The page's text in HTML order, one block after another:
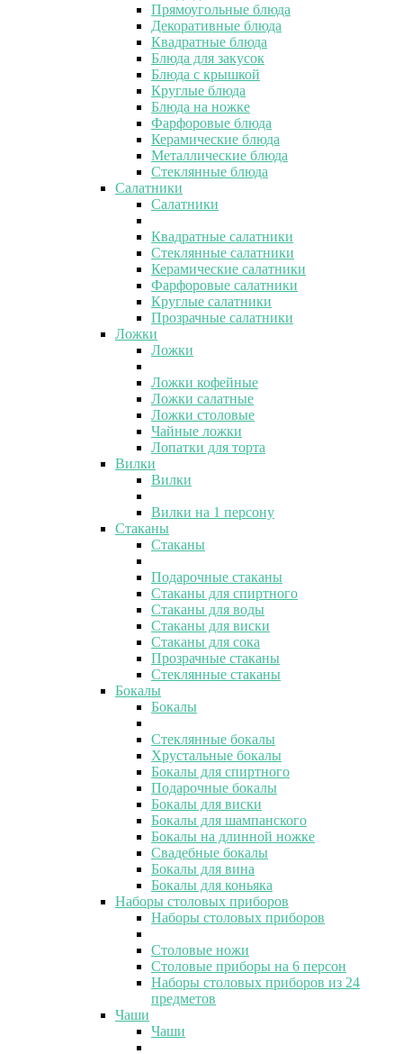
Прямоугольные блюда
Декоративные блюда
Квадратные блюда
Блюда для закусок
Блюда с крышкой
Круглые блюда
Блюда на ножке
Фарфоровые блюда
Керамические блюда
Металлические блюда
Стеклянные блюда
Салатники
Салатники
Квадратные салатники
Стеклянные салатники
Керамические салатники
Фарфоровые салатники
Круглые салатники
Прозрачные салатники
Ложки
Ложки
Ложки кофейные
Ложки салатные
Ложки столовые
Чайные ложки
Лопатки для торта
Вилки
Вилки
Вилки на 1 персону
Стаканы
Стаканы
Подарочные стаканы
Стаканы для спиртного
Стаканы для воды
Стаканы для виски
Стаканы для сока
Прозрачные стаканы
Стеклянные стаканы
Бокалы
Бокалы
Стеклянные бокалы
Хрустальные бокалы
Бокалы для спиртного
Подарочные бокалы
Бокалы для виски
Бокалы для шампанского
Бокалы на длинной ножке
Свадебные бокалы
Бокалы для вина
Бокалы для коньяка
Наборы столовых приборов
Наборы столовых приборов
Столовые ножи
Столовые приборы на 6 персон
Наборы столовых приборов из 24
предметов
Чаши
Чаши